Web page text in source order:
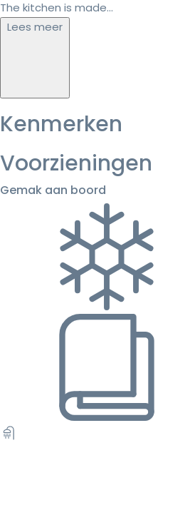
The kitchen is made...
Lees meer
Kenmerken
Voorzieningen
Gemak aan boord